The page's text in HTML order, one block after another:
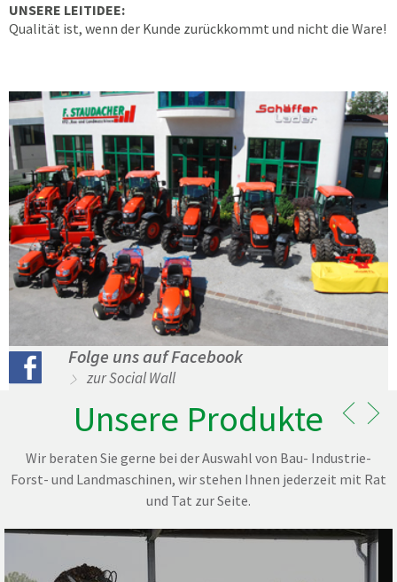
UNSERE LEITIDEE:
Qualität ist, wenn der Kunde zurückkommt und nicht die Ware!
Folge uns auf Facebook
zur Social Wall
Unsere Produkte
Wir beraten Sie gerne bei der Auswahl von Bau- Industrie-
Forst- und Landmaschinen, wir stehen Ihnen jederzeit mit Rat
und Tat zur Seite.